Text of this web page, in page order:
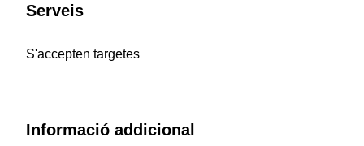
Serveis
S'accepten targetes
Informació addicional